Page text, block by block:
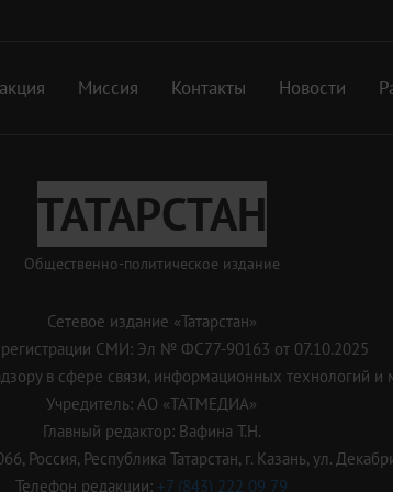
Миссия Контакты Новости
ТАТАРСТАН
Общественно-политическое издание
Сетевое издание «Татарстан»
регистрации СМИ: Эл № ФС77-90163 от 07.10.2025
в сфере связи, информационных технологий и
Учредитель: АО «ТАТМЕДИА»
Главный редактор: Вафина Т.Н.
Россия, Республика Татарстан, г. Казань, ул.
Телефон редакции: +7 (843) 222 09 79